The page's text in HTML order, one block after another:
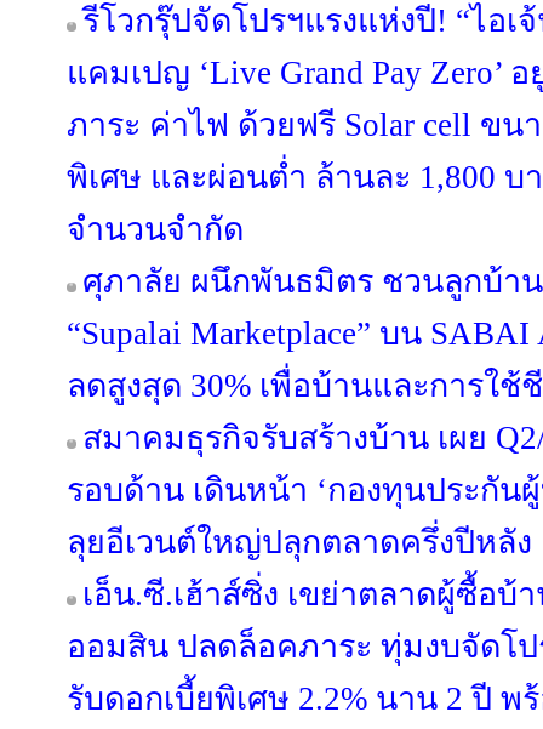
รีโวกรุ๊ปจัดโปรฯแรงแห่งปี! “ไอเ
แคมเปญ ‘Live Grand Pay Zero’
ภาระ ค่าไฟ ด้วยฟรี Solar cell ขน
พิเศษ และผ่อนต่ำ ล้านละ 1,800
จำนวนจำกัด
ศุภาลัย ผนึกพันธมิตร ชวนลูกบ้าน
“Supalai Marketplace” บน
ลดสูงสุด 30% เพื่อบ้านและการใ
สมาคมธุรกิจรับสร้างบ้าน เผย
รอบด้าน เดินหน้า ‘กองทุนประกัน
ลุยอีเวนต์ใหญ่ปลุกตลาดครึ่งปีหลัง
เอ็น.ซี.เฮ้าส์ซิ่ง เขย่าตลาดผู้ซื้อบ้
ออมสิน ปลดล็อคภาระ ทุ่มงบจัดโ
รับดอกเบี้ยพิเศษ 2.2% นาน 2 ปี พ